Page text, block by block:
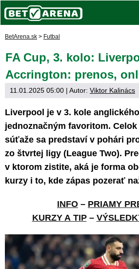
BetArena.sk > Futbal
FA Cup, 3. kolo:
Accrington: prenos,
11.01.2025 05:00 | Autor: Viktor Kalinács
Liverpool je v 3. kole
jednoznačným favoritom.
súťaže sa predstaví v pohári
zo štvrtej ligy (League Two).
v ktorom zistite, aká je forma
kurzy i to, kde zápas pozerať
INFO – PRIAMY
KURZY A TIP–